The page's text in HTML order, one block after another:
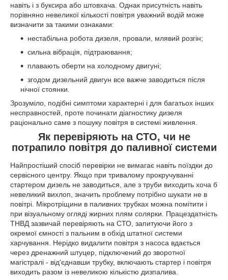
навіть і з буксира або штовхача. Однак присутність навіть
порівняно невеликої кількості повітря уважний водій може
визначити за такими ознаками:
нестабільна робота дизеля, провали, млявий розгін;
сильна вібрація, підтраювання;
плавають оберти на холодному двигуні;
згодом дизельний двигун все важче заводиться після
нічної стоянки.
Зрозуміло, подібні симптоми характерні і для багатьох інших
несправностей, проте починати діагностику дизеля
раціонально саме з пошуку повітря в системі живлення.
Як перевіряють на СТО, чи не
потрапило повітря до паливної системи
Найпростіший спосіб перевірки не вимагає навіть поїздки до
сервісного центру. Якщо при тривалому прокручуванні
стартером дизель не заводиться, але з труби виходить хоча б
невеликий вихлоп, значить проблему потрібно шукати не в
повітрі. Мікротріщини в паливних трубках можна помітити і
при візуальному огляді жирних плям солярки. Працездатність
ТНВД зазвичай перевіряють на СТО, запитуючи його з
окремої ємності з пальним в обхід штатної системи
харчування. Нерідко видалити повітря з насоса вдається
через дренажний штуцер, підключений до зворотної
магістралі - від'єднавши трубку, включають стартер і повітря
виходить разом із невеликою кількістю дизпалива.